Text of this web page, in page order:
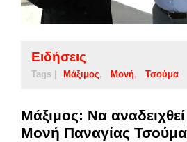
Ειδήσεις
Tags | Μάξιμος Μονή Τσούμα
Μάξιμος: Να
Μονή Παναγίας